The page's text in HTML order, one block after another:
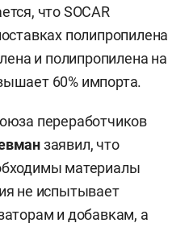
что SOCAR
полипропилена
и полипропилена на
60% импорта.
переработчиков
заявил, что
материалы
не испытывает
и добавкам, а